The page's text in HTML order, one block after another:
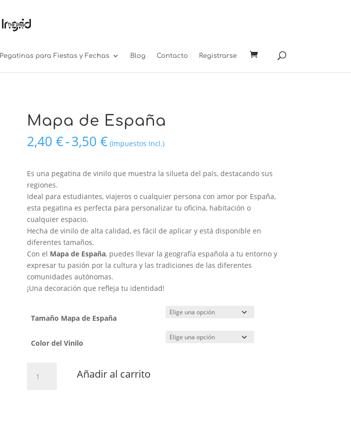
Pegatinas para Fiestas y Fechas Blog Contacto Registrarse
Mapa de España
2,40 €-3,50 €Rango
de
desde
hasta
3,50 €
(Impuestos Incl.)
Es una pegatina de vinilo que muestra la silueta del país, destacando sus
regiones.
Ideal para estudiantes, viajeros o cualquier persona con amor por España,
esta pegatina es perfecta para personalizar tu oficina, habitación o
cualquier espacio.
Hecha de vinilo de alta calidad, es fácil de aplicar y está disponible en
diferentes tamaños.
Con el Mapa de España, puedes llevar la geografía española a tu entorno y
expresar tu pasión por la cultura y las tradiciones de las diferentes
comunidades autónomas.
¡Una decoración que refleja tu identidad!
Tamaño Mapa de España
Color del Vinilo
Añadir al carrito